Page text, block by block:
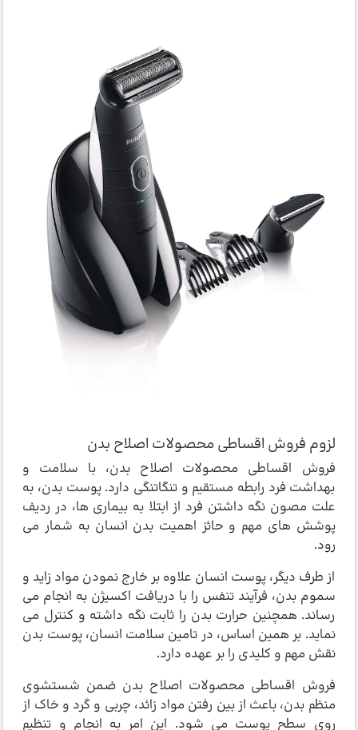
لزوم فروش اقساطی محصولات اصلاح بدن
فروش اقساطی محصولات اصلاح بدن، با سلامت و
بهداشت فرد رابطه مستقیم و تنگاتنگی دارد. پوست بدن، به
علت مصون نگه داشتن فرد از ابتلا به بیماری ها، در ردیف
پوشش های مهم و حائز اهمیت بدن انسان به شمار می
رود.
از طرف دیگر، پوست انسان علاوه بر خارج نمودن مواد زاید و
سموم بدن، فرآیند تنفس را با دریافت اکسیژن به انجام می
رساند. همچنین حرارت بدن را ثابت نگه داشته و کنترل می
نماید. بر همین اساس، در تامین سلامت انسان، پوست بدن
نقش مهم و کلیدی را بر عهده دارد.
فروش اقساطی محصولات اصلاح بدن ضمن شستشوی
منظم بدن، باعث از بین رفتن مواد زائد، چربی و گرد و خاک از
روی سطح پوست می شود. این امر به انجام و تنظیم